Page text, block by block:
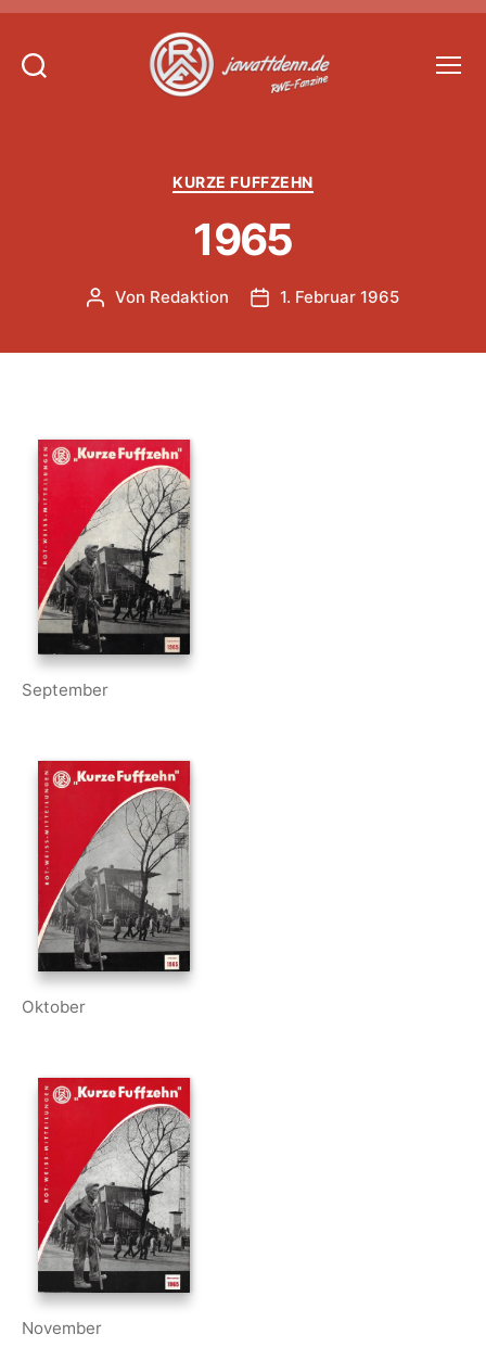
Kategorien
KURZE FUFFZEHN
1965
Beitragsautor
Von Redaktion Veröffentlichungsdatum
1. Februar 1965
September
Oktober
November